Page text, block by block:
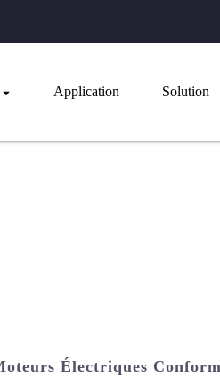
Application Solution
Électriques